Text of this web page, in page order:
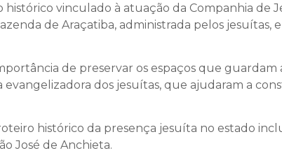
vinculado à atuação da Companhia de
de Araçatiba, administrada pelos
de preservar os espaços que guardam
dos jesuítas, que ajudaram a
histórico da presença jesuíta no estado
José de Anchieta.